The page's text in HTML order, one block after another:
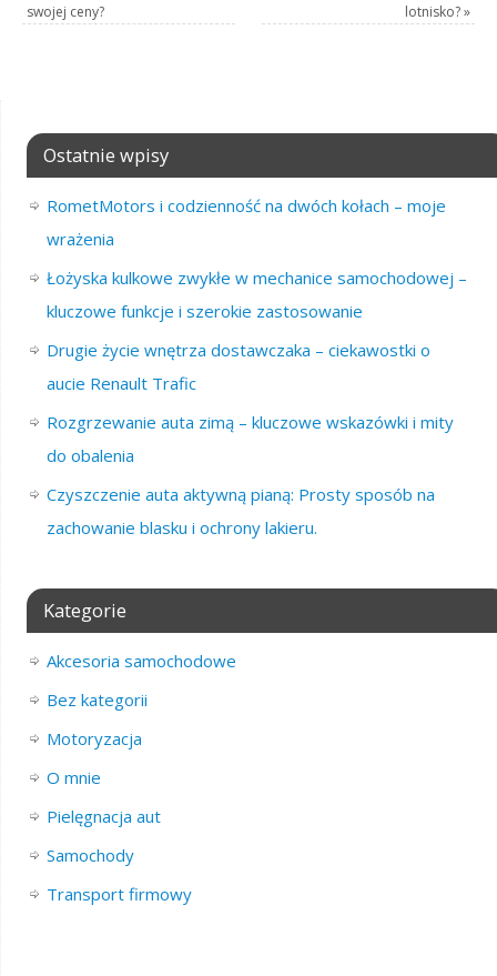
swojej ceny?
lotnisko?»
Ostatnie wpisy
RometMotors i codzienność na dwóch kołach – moje
wrażenia
Łożyska kulkowe zwykłe w mechanice samochodowej –
kluczowe funkcje i szerokie zastosowanie
Drugie życie wnętrza dostawczaka – ciekawostki o
aucie Renault Trafic
Rozgrzewanie auta zimą – kluczowe wskazówki i mity
do obalenia
Czyszczenie auta aktywną pianą: Prosty sposób na
zachowanie blasku i ochrony lakieru.
Kategorie
Akcesoria samochodowe
Bez kategorii
Motoryzacja
O mnie
Pielęgnacja aut
Samochody
Transport firmowy